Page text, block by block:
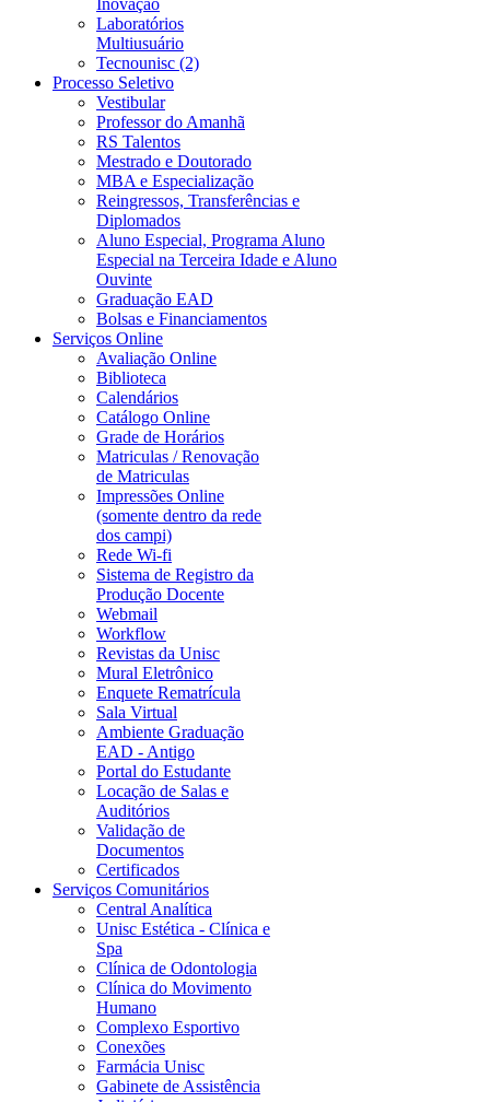
Inovação
Laboratórios
Multiusuário
Tecnounisc (2)
Processo Seletivo
Vestibular
Professor do Amanhã
RS Talentos
Mestrado e Doutorado
MBA e Especialização
Reingressos, Transferências e
Diplomados
Aluno Especial, Programa Aluno
Especial na Terceira Idade e Aluno
Ouvinte
Graduação EAD
Bolsas e Financiamentos
Serviços Online
Avaliação Online
Biblioteca
Calendários
Catálogo Online
Grade de Horários
Matriculas / Renovação
de Matriculas
Impressões Online
(somente dentro da rede
dos campi)
Rede Wi-fi
Sistema de Registro da
Produção Docente
Webmail
Workflow
Revistas da Unisc
Mural Eletrônico
Enquete Rematrícula
Sala Virtual
Ambiente Graduação
EAD - Antigo
Portal do Estudante
Locação de Salas e
Auditórios
Validação de
Documentos
Certificados
Serviços Comunitários
Central Analítica
Unisc Estética - Clínica e
Spa
Clínica de Odontologia
Clínica do Movimento
Humano
Complexo Esportivo
Conexões
Farmácia Unisc
Gabinete de Assistência